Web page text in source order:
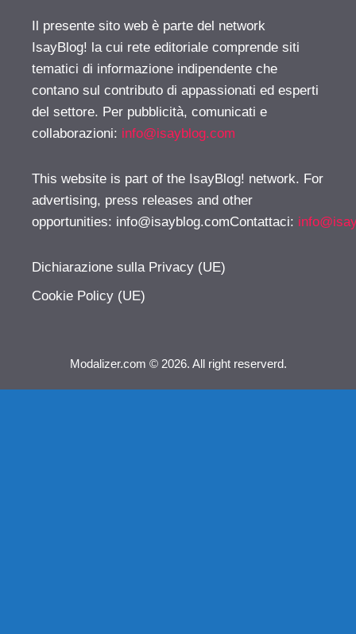
Il presente sito web è parte del network
IsayBlog! la cui rete editoriale comprende siti
tematici di informazione indipendente che
contano sul contributo di appassionati ed esperti
del settore. Per pubblicità, comunicati e
collaborazioni: info@isayblog.com
This website is part of the IsayBlog! network. For
advertising, press releases and other
opportunities: info@isayblog.comContattaci:
Dichiarazione sulla Privacy (UE)
Cookie Policy (UE)
Modalizer.com © 2026. All right reserverd.